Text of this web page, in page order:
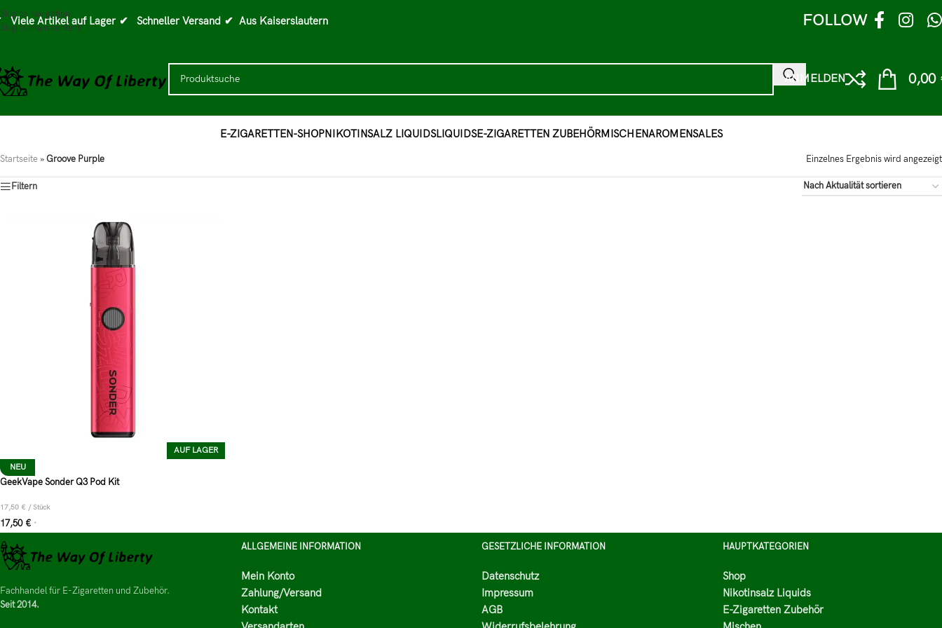
Skip to navigation
Skip to main content
Viele Artikel auf Lager ✔ Schneller Versand ✔ Aus Kaiserslautern FOLLOW
ANMELDEN 0,00
E-ZIGARETTEN-SHOPNIKOTINSALZ LIQUIDSLIQUIDSE-ZIGARETTEN ZUBEHÖRMISCHENAROMENSALES
Startseite »Groove Purple Einzelnes Ergebnis wird angezeigt
Filtern
AUF LAGER
NEU
GeekVape Sonder Q3 Pod Kit
17,50 € /Stück
17,50 € *
Fachhandel für E-Zigaretten und Zubehör.
Seit 2014.
ALLGEMEINE INFORMATION
Mein Konto
Zahlung/Versand
Kontakt
GESETZLICHE INFORMATION
Datenschutz
Impressum
AGB
HAUPTKATEGORIEN
Shop
Nikotinsalz Liquids
E-Zigaretten Zubehör